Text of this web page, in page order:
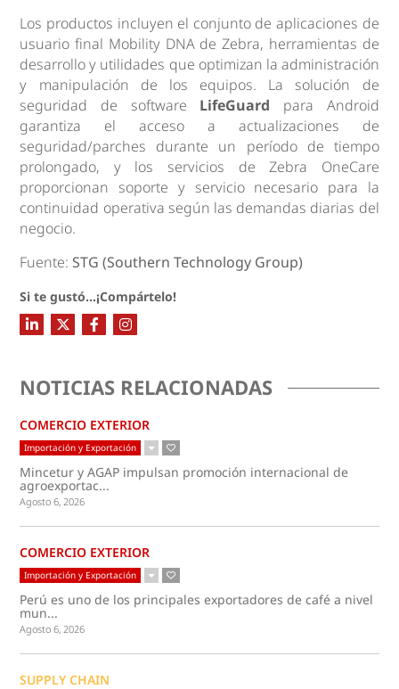
Los productos incluyen el conjunto de aplicaciones de
usuario final Mobility DNA de Zebra, herramientas de
desarrollo y utilidades que optimizan la administración
y manipulación de los equipos. La solución de
seguridad de software LifeGuard para Android
garantiza el acceso a actualizaciones de
seguridad/parches durante un período de tiempo
prolongado, y los servicios de Zebra OneCare
proporcionan soporte y servicio necesario para la
continuidad operativa según las demandas diarias del
negocio.
Fuente: STG (Southern Technology Group)
Si te gustó...¡Compártelo!
NOTICIAS RELACIONADAS
COMERCIO EXTERIOR
Importación y Exportación
Mincetur y AGAP impulsan promoción internacional de
agroexportac...
Agosto 6, 2026
COMERCIO EXTERIOR
Importación y Exportación
Perú es uno de los principales exportadores de café a nivel
mun...
Agosto 6, 2026
SUPPLY CHAIN